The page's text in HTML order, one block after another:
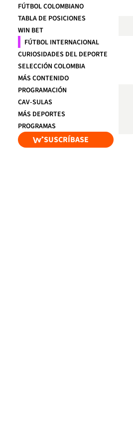
FÚTBOL COLOMBIANO
TABLA DE POSICIONES
WIN BET
FÚTBOL INTERNACIONAL
CURIOSIDADES DEL DEPORTE
SELECCIÓN COLOMBIA
MÁS CONTENIDO
PROGRAMACIÓN
CAV-SULAS
MÁS DEPORTES
PROGRAMAS
SUSCRÍBASE